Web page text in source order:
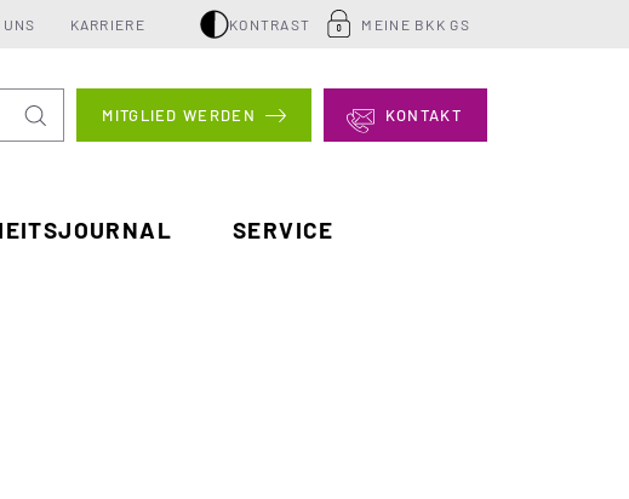
KARRIERE KONTRAST MEINE BKK GS
MITGLIED WERDEN KONTAKT
SERVICE